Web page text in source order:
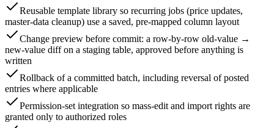
Reusable template library so recurring jobs (price updates,
master-data cleanup) use a saved, pre-mapped column layout
Change preview before commit: a row-by-row old-value →
new-value diff on a staging table, approved before anything is
written
Rollback of a committed batch, including reversal of posted
entries where applicable
Permission-set integration so mass-edit and import rights are
granted only to authorized roles